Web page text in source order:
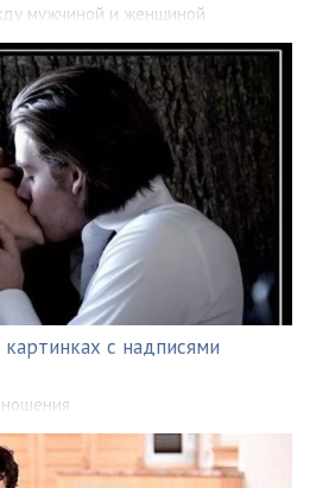
мужчиной и женщиной
с надписями